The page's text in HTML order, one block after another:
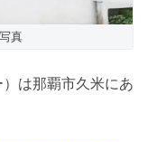
真
）は那覇市久米にあ